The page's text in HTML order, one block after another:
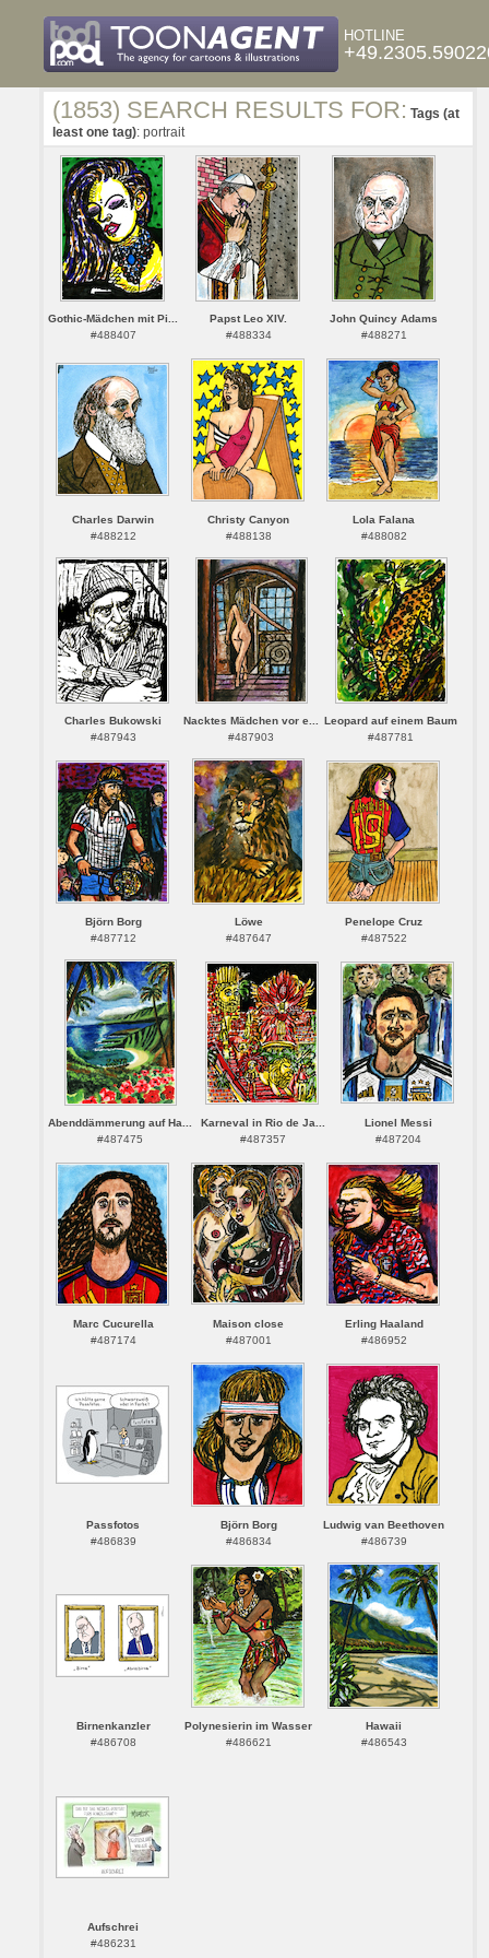
HOTLINE
(1853) SEARCH RESULTS FOR: Tags (at
least one tag): portrait
Gothic-Mädchen mit Pi...
#488407
Papst Leo XIV.
#488334
John Quincy Adams
#488271
Charles Darwin
#488212
Christy Canyon
#488138
Lola Falana
#488082
Charles Bukowski
#487943
Nacktes Mädchen vor e...
#487903
Leopard auf einem Baum
#487781
Björn Borg
#487712
Löwe
#487647
Penelope Cruz
#487522
Abenddämmerung auf Ha...
#487475
Karneval in Rio de Ja...
#487357
Lionel Messi
#487204
Marc Cucurella
#487174
Maison close
#487001
Erling Haaland
#486952
Passfotos
#486839
Björn Borg
#486834
Ludwig van Beethoven
#486739
Birnenkanzler
#486708
Polynesierin im Wasser
#486621
Hawaii
#486543
Aufschrei
#486231